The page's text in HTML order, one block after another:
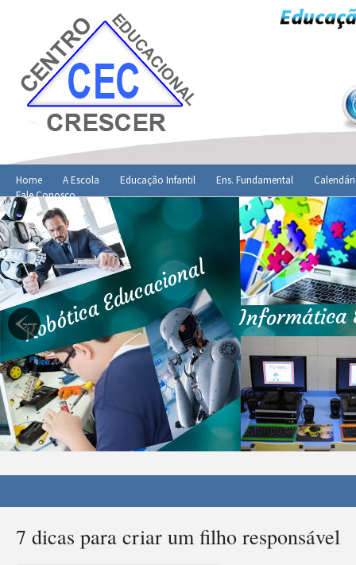
Home A Escola Educação Infantil Ens. Fundamental
Fale Conosco
7 dicas para criar um filho responsável